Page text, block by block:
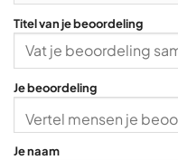
Titel van je beoordeling
Je beoordeling
Je naam